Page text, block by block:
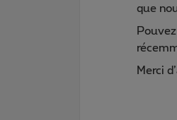
que
Merci